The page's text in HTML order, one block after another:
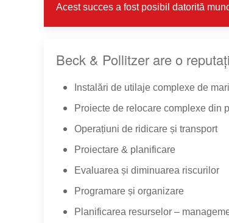
Acest succes a fost posibil datorită
Beck & Pollitzer are o
Instalări de utilaje complexe de
Proiecte de relocare complexe din
Operațiuni de ridicare și transport
Proiectare & planificare
Evaluarea și diminuarea riscurilor
Programare și organizare
Planificarea resurselor –